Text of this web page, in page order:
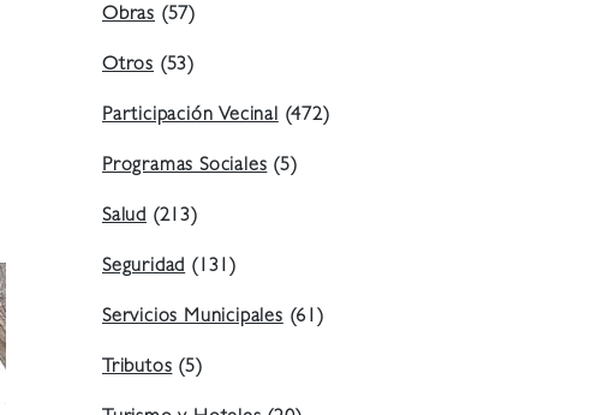
Obras (57)
Otros (53)
Participación Vecinal(472)
Programas Sociales(5)
Salud (213)
Seguridad(131)
Servicios Municipales(61)
Tributos(5)